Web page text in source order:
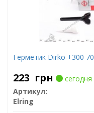
Герметик Dirko +300
223 грн
сегодня
Артикул:
Elring